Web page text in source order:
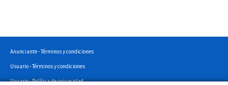
Anunciante - Términos y condiciones
Usuario - Términos y condiciones
Usuario - Política de privacidad